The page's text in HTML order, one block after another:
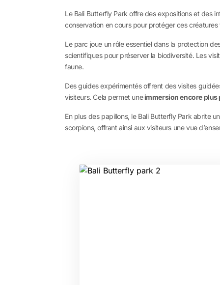
Le Bali Butterfly Park offre des expositions et des
conservation en cours pour protéger ces
Le parc joue un rôle essentiel dans la protection
scientifiques pour préserver la biodiversité. Les
faune.
Des guides expérimentés offrent des visites
visiteurs. Cela permet uneimmersion encore plus
En plus des papillons, le Bali Butterfly Park abrite
scorpions, offrant ainsi aux visiteurs une vue